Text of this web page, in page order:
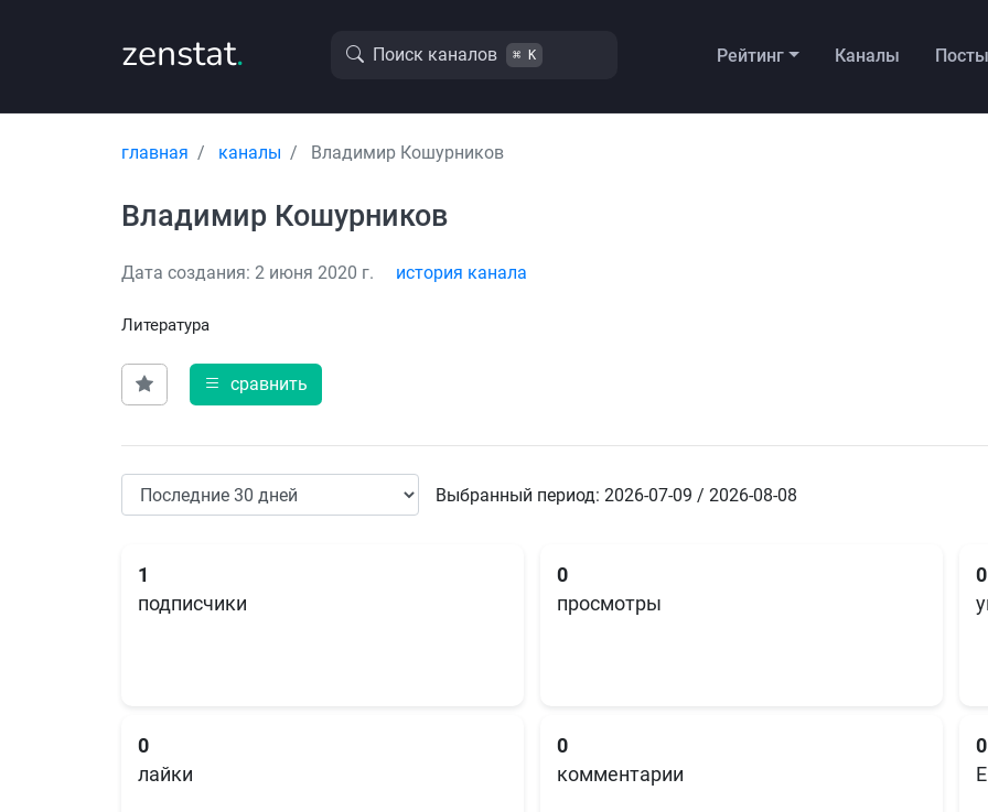
zenstat. Поиск каналов ⌘ K Рейтинг Каналы Посты
главная каналы Владимир Кошурников
Владимир Кошурников
Дата создания: 2 июня 2020 г. история канала
Литература
сравнить
Выбранный период: 2026-07-09 / 2026-08-08
1
подписчики
0
просмотры
0
0
лайки
0
комментарии
0